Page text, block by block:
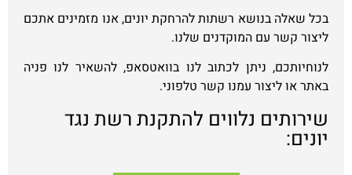
בכל שאלה בנושא רשתות להרחקת יונים, אנו מזמינים אתכם
ליצור קשר עם המוקדנים שלנו.
לנוחיותכם, ניתן לכתוב לנו בוואטסאפ, להשאיר לנו פניה
באתר או ליצור עמנו קשר טלפוני.
שירותים נלווים להתקנת רשת נגד
יונים: